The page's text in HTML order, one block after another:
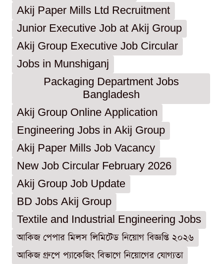
Akij Paper Mills Ltd Recruitment
Junior Executive Job at Akij Group
Akij Group Executive Job Circular
Jobs in Munshiganj
Packaging Department Jobs
Bangladesh
Akij Group Online Application
Engineering Jobs in Akij Group
Akij Paper Mills Job Vacancy
New Job Circular February 2026
Akij Group Job Update
BD Jobs Akij Group
Textile and Industrial Engineering Jobs
আকিজ পেপার মিলস লিমিটেড নিয়োগ বিজ্ঞপ্তি ২০২৬
আকিজ গ্রুপে প্যাকেজিং বিভাগে নিয়োগের যোগ্যতা